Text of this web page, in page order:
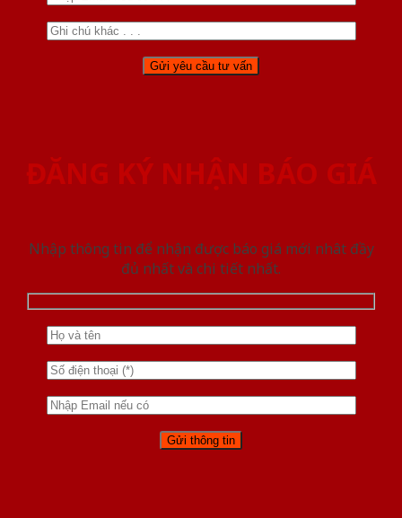
ĐĂNG KÝ NHẬN BÁO GIÁ
Nhập thông tin để nhận được báo giá mới nhât đầy
đủ nhất và chi tiết nhất.